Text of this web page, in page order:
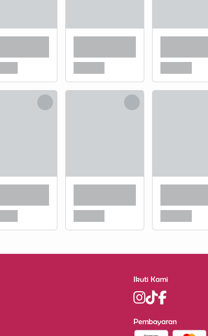
Ikuti Kami
Pembayaran